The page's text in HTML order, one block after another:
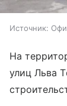
Источник:
На
улиц Льва